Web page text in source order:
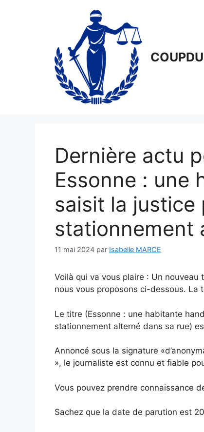
Dernière actu
Essonne : une
saisit la justice
stationnement
11 mai 2024 par Isabelle MARCE
Voilà qui va vous plaire : Un
nous vous proposons ci-dessous. La
Le titre (Essonne : une habitante
stationnement alterné dans sa rue)
Annoncé sous la signature
», le journaliste est connu et fiable
Vous pouvez prendre connaissance
Sachez que la date de parution est